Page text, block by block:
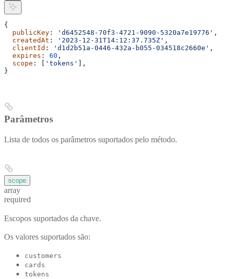
{
  publicKey
: 'd6452548-70f3-4721-9090-5320a7e19776' ,
  createdAt
: '2023-12-31T14:12:37.735Z' ,
  clientId
: 'd1d2b51a-0446-432a-b055-034518c2660e' ,
  expires
: 60 ,
  scope
: [ 'tokens' ],
}
Parâmetros
Lista de todos os parâmetros suportados pelo método.
scope
array
required
Escopos suportados da chave.
Os valores suportados são:
customers
cards
tokens